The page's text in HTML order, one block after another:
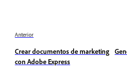
Anterior
Crear documentos de marketing
con Adobe Express